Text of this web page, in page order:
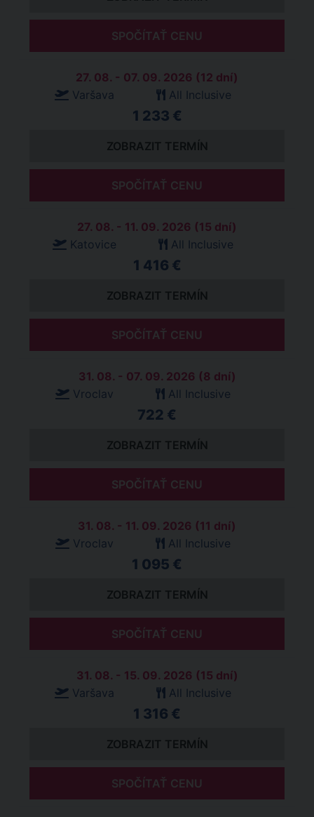
SPOČÍTAŤ CENU
27. 08. - 07. 09. 2026 (12 dní)
Varšava
All Inclusive
1 233 €
ZOBRAZIT TERMÍN
SPOČÍTAŤ CENU
27. 08. - 11. 09. 2026 (15 dní)
Katovice
All Inclusive
1 416 €
ZOBRAZIT TERMÍN
SPOČÍTAŤ CENU
31. 08. - 07. 09. 2026 (8 dní)
Vroclav
All Inclusive
722 €
ZOBRAZIT TERMÍN
SPOČÍTAŤ CENU
31. 08. - 11. 09. 2026 (11 dní)
Vroclav
All Inclusive
1 095 €
ZOBRAZIT TERMÍN
SPOČÍTAŤ CENU
31. 08. - 15. 09. 2026 (15 dní)
Varšava
All Inclusive
1 316 €
ZOBRAZIT TERMÍN
SPOČÍTAŤ CENU